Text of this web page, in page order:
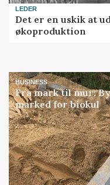
LEDER
Det er en uskik at
økoproduktion
BUSINESS
Fra mark til mur:
marked for biokul